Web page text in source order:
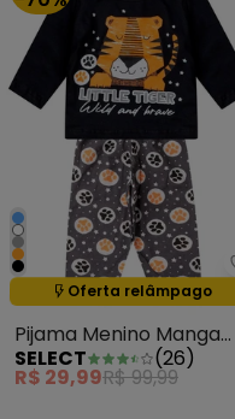
Oferta relâmpago
Termina em:09:28:44
Pijama Menino Manga
Longa Meia Malha Preto
SELECT (26)
R$ 29,99R$ 99,99